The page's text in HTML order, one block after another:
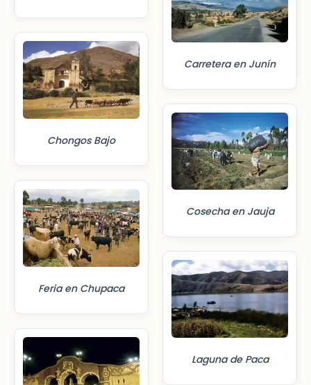
Chongos Bajo
Feria en Chupaca
Carretera en Junín
Cosecha en Jauja
Laguna de Paca